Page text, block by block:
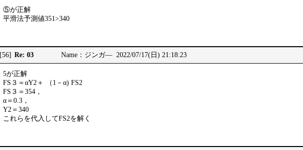
⑤が正解
平滑法予測値351>340
[56] Re: 03 Name：ジンガ― 2022/07/17(日) 21:18:23
5が正解
FS３＝αY2＋ （1－α) FS2
FS３＝354，
α＝0.3，
Y2＝340
これらを代入してFS2を解く